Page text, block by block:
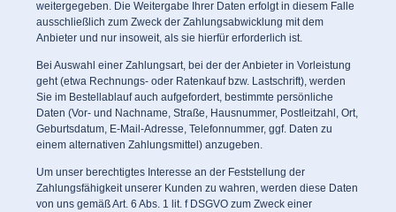
weitergegeben. Die Weitergabe Ihrer Daten erfolgt in diesem Falle
ausschließlich zum Zweck der Zahlungsabwicklung mit dem
Anbieter und nur insoweit, als sie hierfür erforderlich ist.
Bei Auswahl einer Zahlungsart, bei der der Anbieter in Vorleistung
geht (etwa Rechnungs- oder Ratenkauf bzw. Lastschrift), werden
Sie im Bestellablauf auch aufgefordert, bestimmte persönliche
Daten (Vor- und Nachname, Straße, Hausnummer, Postleitzahl, Ort,
Geburtsdatum, E-Mail-Adresse, Telefonnummer, ggf. Daten zu
einem alternativen Zahlungsmittel) anzugeben.
Um unser berechtigtes Interesse an der Feststellung der
Zahlungsfähigkeit unserer Kunden zu wahren, werden diese Daten
von uns gemäß Art. 6 Abs. 1 lit. f DSGVO zum Zweck einer